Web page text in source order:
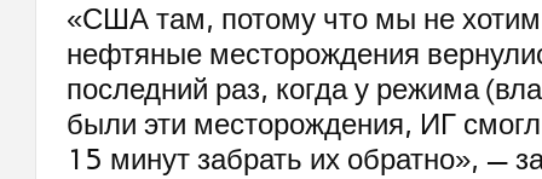
«США там, потому что мы не
нефтяные месторождения
последний раз, когда у режима
были эти месторождения, ИГ
15 минут забрать их обратно», —